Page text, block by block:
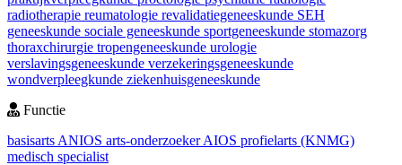
radiotherapie reumatologie revalidatiegeneeskunde SEH
geneeskunde sociale geneeskunde sportgeneeskunde stomazorg
thoraxchirurgie tropengeneeskunde urologie
verslavingsgeneeskunde verzekeringsgeneeskunde
wondverpleegkunde ziekenhuisgeneeskunde
Functie
basisarts ANIOS arts-onderzoekerAIOS profielarts (KNMG)
medisch specialist